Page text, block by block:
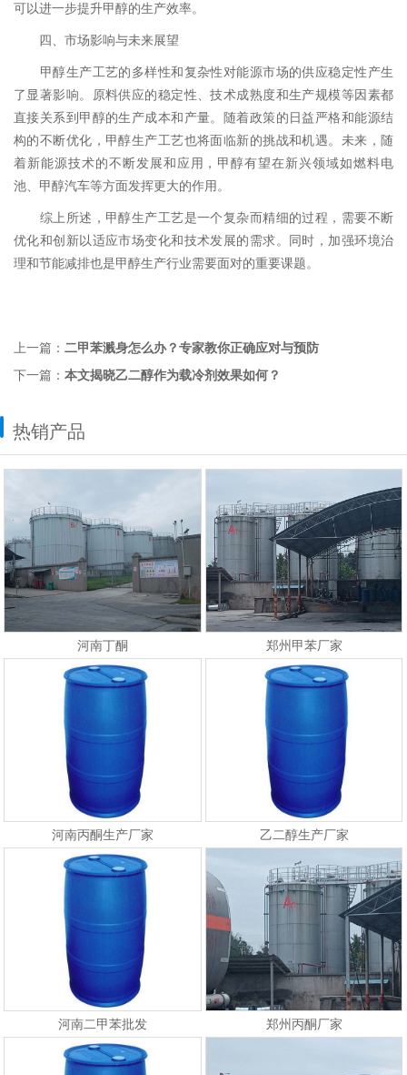
可以进一步提升甲醇的生产效率。
四、市场影响与未来展望
甲醇生产工艺的多样性和复杂性对能源市场的供应稳定性产生
了显著影响。原料供应的稳定性、技术成熟度和生产规模等因素都
直接关系到甲醇的生产成本和产量。随着政策的日益严格和能源结
构的不断优化，甲醇生产工艺也将面临新的挑战和机遇。未来，随
着新能源技术的不断发展和应用，甲醇有望在新兴领域如燃料电
池、甲醇汽车等方面发挥更大的作用。
综上所述，甲醇生产工艺是一个复杂而精细的过程，需要不断
优化和创新以适应市场变化和技术发展的需求。同时，加强环境治
理和节能减排也是甲醇生产行业需要面对的重要课题。
上一篇： 二甲苯溅身怎么办？专家教你正确应对与预防
下一篇： 本文揭晓乙二醇作为载冷剂效果如何？
热销产品
河南丁酮 郑州甲苯厂家
河南丙酮生产厂家 乙二醇生产厂家
河南二甲苯批发 郑州丙酮厂家